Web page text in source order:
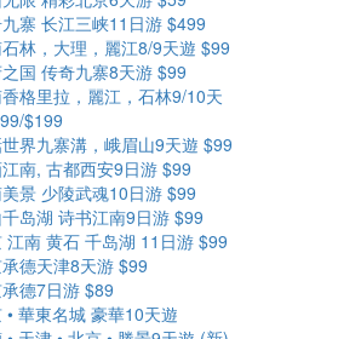
寨 长江三峡11日游 $499
林，大理，麗江8/9天遊 $99
国 传奇九寨8天游 $99
格里拉，麗江，石林9/10天
$199
界九寨溝，峨眉山9天遊 $99
南, 古都西安9日游 $99
景 少陵武魂10日游 $99
岛湖 诗书江南9日游 $99
江南 黄石 千岛湖 11日游 $99
德天津8天游 $99
德7日游 $89
• 華東名城 豪華10天遊